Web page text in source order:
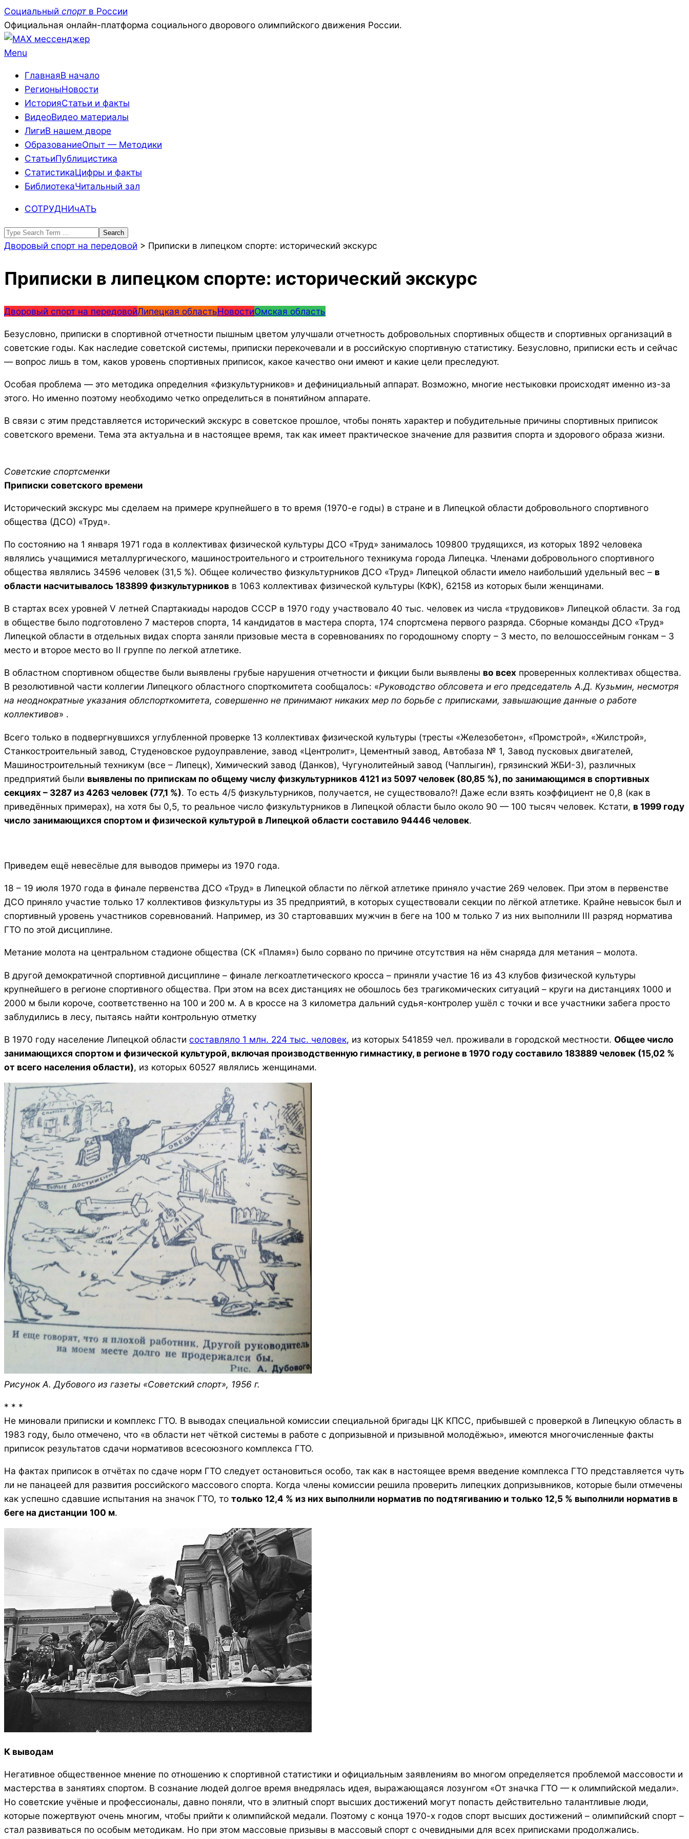
Skip
to
content
Социальный спорт в России
Официальная онлайн-платформа социального дворового олимпийского движения России.
Primary
Menu
Menu
ГлавнаяВ начало
РегионыНовости
ИсторияСтатьи и факты
ВидеоВидео материалы
ЛигиВ нашем дворе
ОбразованиеОпыт — Методики
СтатьиПублицистика
СтатистикаЦифры и факты
БиблиотекаЧитальный зал
СОТРУДНИчАТЬ
Search
Дворовый спорт на передовой > Приписки в липецком спорте: исторический экскурс
Приписки в липецком спорте: исторический экскурс
Дворовый спорт на передовойЛипецкая областьНовостиОмская область
Безусловно, приписки в спортивной отчетности пышным цветом улучшали отчетность добровольных спортивных обществ и спортивных организаций в
советские годы. Как наследие советской системы, приписки перекочевали и в российскую спортивную статистику. Безусловно, приписки есть и сейчас
— вопрос лишь в том, каков уровень спортивных приписок, какое качество они имеют и какие цели преследуют.
Особая проблема — это методика определния «физкультурников» и дефинициальный аппарат. Возможно, многие нестыковки происходят именно из-за
этого. Но именно поэтому необходимо четко определиться в понятийном аппарате.
В связи с этим представляется исторический экскурс в советское прошлое, чтобы понять характер и побудительные причины спортивных приписок
советского времени. Тема эта актуальна и в настоящее время, так как имеет практическое значение для развития спорта и здорового образа жизни.
Советские спортсменки
Приписки советского времени
Исторический экскурс мы сделаем на примере крупнейшего в то время (1970-е годы) в стране и в Липецкой области добровольного спортивного
общества (ДСО) «Труд».
По состоянию на 1 января 1971 года в коллективах физической культуры ДСО «Труд» занималось 109800 трудящихся, из которых 1892 человека
являлись учащимися металлургического, машиностроительного и строительного техникума города Липецка. Членами добровольного спортивного
общества являлись 34596 человек (31,5 %). Общее количество физкультурников ДСО «Труд» Липецкой области имело наибольший удельный вес – в
области насчитывалось 183899 физкультурников в 1063 коллективах физической культуры (КФК), 62158 из которых были женщинами.
В стартах всех уровней V летней Спартакиады народов СССР в 1970 году участвовало 40 тыс. человек из числа «трудовиков» Липецкой области. За год
в обществе было подготовлено 7 мастеров спорта, 14 кандидатов в мастера спорта, 174 спортсмена первого разряда. Сборные команды ДСО «Труд»
Липецкой области в отдельных видах спорта заняли призовые места в соревнованиях по городошному спорту – 3 место, по велошоссейным гонкам – 3
место и второе место во II группе по легкой атлетике.
В областном спортивном обществе были выявлены грубые нарушения отчетности и фикции были выявлены во всех проверенных коллективах общества.
В резолютивной части коллегии Липецкого областного спорткомитета сообщалось: «Руководство облсовета и его председатель А.Д. Кузьмин, несмотря
на неоднократные указания облспорткомитета, совершенно не принимают никаких мер по борьбе с приписками, завышающие данные о работе
коллективов» .
Всего только в подвергнувшихся углубленной проверке 13 коллективах физической культуры (тресты «Железобетон», «Промстрой», «Жилстрой»,
Станкостроительный завод, Студеновское рудоуправление, завод «Центролит», Цементный завод, Автобаза № 1, Завод пусковых двигателей,
Машиностроительный техникум (все – Липецк), Химический завод (Данков), Чугунолитейный завод (Чаплыгин), грязинский ЖБИ-3), различных
предприятий были выявлены по припискам по общему числу физкультурников 4121 из 5097 человек (80,85 %), по занимающимся в спортивных
секциях – 3287 из 4263 человек (77,1 %). То есть 4/5 физкультурников, получается, не существовало?! Даже если взять коэффициент не 0,8 (как в
приведённых примерах), на хотя бы 0,5, то реальное число физкультурников в Липецкой области было около 90 — 100 тысяч человек. Кстати, в 1999 году
число занимающихся спортом и физической культурой в Липецкой области составило 94446 человек.
Приведем ещё невесёлые для выводов примеры из 1970 года.
18 – 19 июля 1970 года в финале первенства ДСО «Труд» в Липецкой области по лёгкой атлетике приняло участие 269 человек. При этом в первенстве
ДСО приняло участие только 17 коллективов физкультуры из 35 предприятий, в которых существовали секции по лёгкой атлетике. Крайне невысок был и
спортивный уровень участников соревнований. Например, из 30 стартовавших мужчин в беге на 100 м только 7 из них выполнили III разряд норматива
ГТО по этой дисциплине.
Метание молота на центральном стадионе общества (СК «Пламя») было сорвано по причине отсутствия на нём снаряда для метания – молота.
В другой демократичной спортивной дисциплине – финале легкоатлетического кросса – приняли участие 16 из 43 клубов физической культуры
крупнейшего в регионе спортивного общества. При этом на всех дистанциях не обошлось без трагикомических ситуаций – круги на дистанциях 1000 и
2000 м были короче, соответственно на 100 и 200 м. А в кроссе на 3 километра дальний судья-контролер ушёл с точки и все участники забега просто
заблудились в лесу, пытаясь найти контрольную отметку
В 1970 году население Липецкой области составляло 1 млн. 224 тыс. человек, из которых 541859 чел. проживали в городской местности. Общее число
занимающихся спортом и физической культурой, включая производственную гимнастику, в регионе в 1970 году составило 183889 человек (15,02 %
от всего населения области), из которых 60527 являлись женщинами.
Рисунок А. Дубового из газеты «Советский спорт», 1956 г.
* * *
Не миновали приписки и комплекс ГТО. В выводах специальной комиссии специальной бригады ЦК КПСС, прибывшей с проверкой в Липецкую область в
1983 году, было отмечено, что «в области нет чёткой системы в работе с допризывной и призывной молодёжью», имеются многочисленные факты
приписок результатов сдачи нормативов всесоюзного комплекса ГТО.
На фактах приписок в отчётах по сдаче норм ГТО следует остановиться особо, так как в настоящее время введение комплекса ГТО представляется чуть
ли не панацеей для развития российского массового спорта. Когда члены комиссии решила проверить липецких допризывников, которые были отмечены
как успешно сдавшие испытания на значок ГТО, то только 12,4 % из них выполнили норматив по подтягиванию и только 12,5 % выполнили норматив в
беге на дистанции 100 м.
К выводам
Негативное общественное мнение по отношению к спортивной статистики и официальным заявлениям во многом определяется проблемой массовости и
мастерства в занятиях спортом. В сознание людей долгое время внедрялась идея, выражающаяся лозунгом «От значка ГТО — к олимпийской медали».
Но советские учёные и профессионалы, давно поняли, что в элитный спорт высших достижений могут попасть действительно талантливые люди,
которые пожертвуют очень многим, чтобы прийти к олимпийской медали. Поэтому с конца 1970-х годов спорт высших достижений – олимпийский спорт –
стал развиваться по особым методикам. Но при этом массовые призывы в массовый спорт с очевидными для всех приписками продолжались.